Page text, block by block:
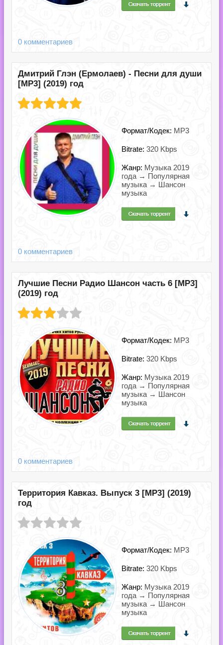
0 комментариев
Дмитрий Глэн (Ермолаев) - Песни для души
[MP3] (2019) год
Формат/Кодек: MP3
Bitrate: 320 Kbps
Жанр: Музыка 2019
года → Популярная
музыка → Шансон
музыка
0 комментариев
Лучшие Песни Радио Шансон часть 6 [MP3]
(2019) год
Формат/Кодек: MP3
Bitrate: 320 Kbps
Жанр: Музыка 2019
года → Популярная
музыка → Шансон
музыка
0 комментариев
Территория Кавказ. Выпуск 3 [MP3] (2019)
год
Формат/Кодек: MP3
Bitrate: 320 Kbps
Жанр: Музыка 2019
года → Популярная
музыка → Шансон
музыка